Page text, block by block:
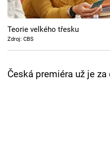
Cool Esport
Pořady
Teorie velkého třesku
Zdroj: CBS
Česká premiéra už je za